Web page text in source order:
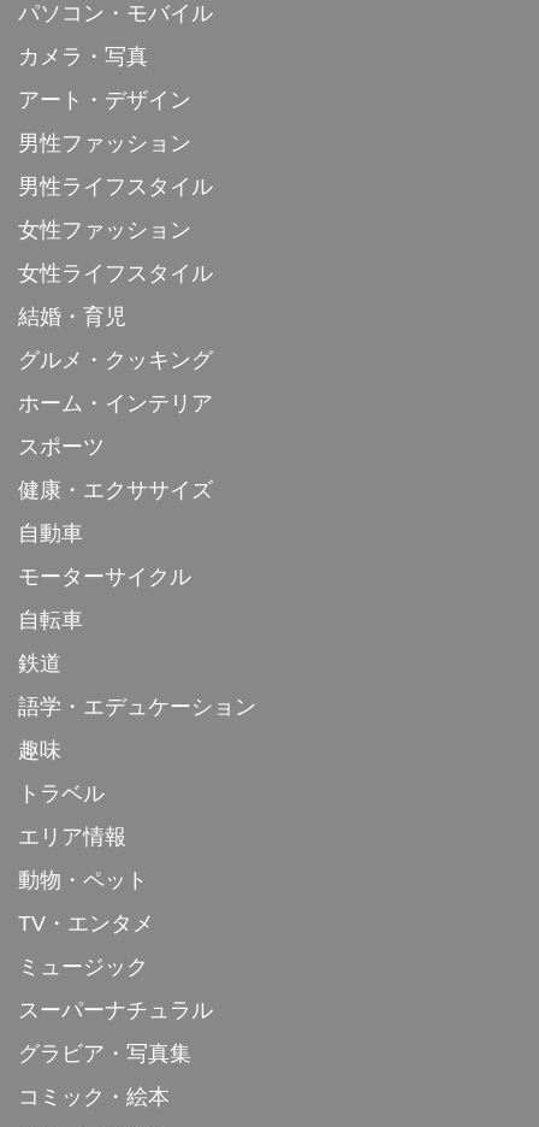
パソコン・モバイル
カメラ・写真
アート・デザイン
男性ファッション
男性ライフスタイル
女性ファッション
女性ライフスタイル
結婚・育児
グルメ・クッキング
ホーム・インテリア
スポーツ
健康・エクササイズ
自動車
モーターサイクル
自転車
鉄道
語学・エデュケーション
趣味
トラベル
エリア情報
動物・ペット
TV・エンタメ
ミュージック
スーパーナチュラル
グラビア・写真集
コミック・絵本